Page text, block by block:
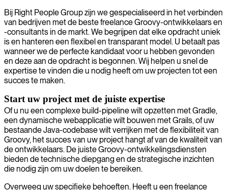
Bij Right People Group zijn we gespecialiseerd in het verbinden
van bedrijven met de beste freelance Groovy-ontwikkelaars en
-consultants in de markt. We begrijpen dat elke opdracht uniek
is en hanteren een flexibel en transparant model. U betaalt pas
wanneer we de perfecte kandidaat voor u hebben gevonden
en deze aan de opdracht is begonnen. Wij helpen u snel de
expertise te vinden die u nodig heeft om uw projecten tot een
succes te maken.
Start uw project met de juiste expertise
Of u nu een complexe build-pipeline wilt opzetten met Gradle,
een dynamische webapplicatie wilt bouwen met Grails, of uw
bestaande Java-codebase wilt verrijken met de flexibiliteit van
Groovy, het succes van uw project hangt af van de kwaliteit van
de ontwikkelaars. De juiste Groovy-ontwikkelingsdiensten
bieden de technische diepgang en de strategische inzichten
die nodig zijn om uw doelen te bereiken.
Overweeg uw specifieke behoeften. Heeft u een freelance